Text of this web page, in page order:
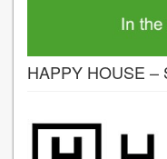
HAPPY HOUSE –